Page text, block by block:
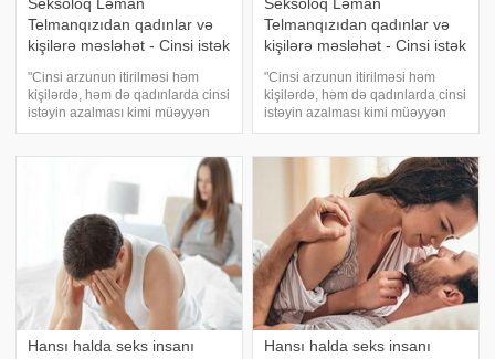
Telmanqızıdan qadınlar və
kişilərə məsləhət - Cinsi istək
"Cinsi arzunun itirilməsi həm
kişilərdə, həm də qadınlarda cinsi
istəyin azalması kimi müəyyən
edilir. Fiziki və psixoloji
dəyişməsinə səbəb ola bilər"
Telmanqızıdan qadınlar və
kişilərə məsləhət - Cinsi istək
"Cinsi arzunun itirilməsi həm
kişilərdə, həm də qadınlarda cinsi
istəyin azalması kimi müəyyən
edilir. Fiziki və psixoloji
dəyişikliklər də cinsi istəyin
dəyişməsinə səbəb ola bilər"
Hansı halda seks insanı
Hansı halda seks insanı